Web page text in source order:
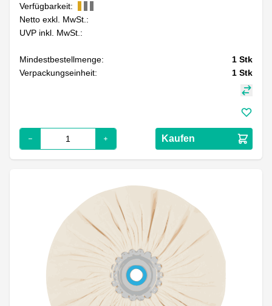
Verfügbarkeit:
Netto exkl. MwSt.:
UVP inkl. MwSt.:
Mindestbestellmenge: 1 Stk
Verpackungseinheit:
1 Stk
Kaufen